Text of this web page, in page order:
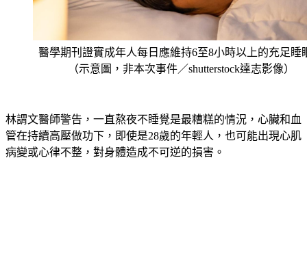
醫學期刊證實成年人每日應維持6至8小時以上的充足睡
林謂文醫師警告，一直熬夜不睡覺是最糟糕的情況，心臟和血
管在持續高壓做功下，即使是28歲的年輕人，也可能出現心肌